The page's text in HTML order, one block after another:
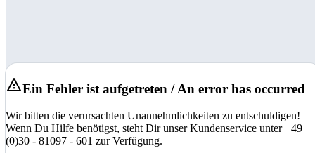
Ein Fehler ist aufgetreten / An error has occurred
Wir bitten die verursachten Unannehmlichkeiten zu entschuldigen!
Wenn Du Hilfe benötigst, steht Dir unser Kundenservice unter +49
(0)30 - 81097 - 601 zur Verfügung.